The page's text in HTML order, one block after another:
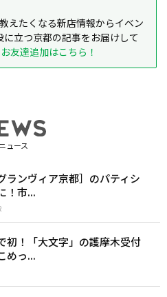
えたくなる新店情報からイベン
に立つ京都の記事をお届けして
お友達追加はこちら！
ニュース
ランヴィア京都］のパティシ
！市...
初！「大文字」の護摩木受付
めっ...